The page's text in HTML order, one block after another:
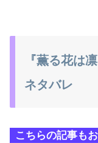
『薫る花は
ネタバレ
こちらの記事も